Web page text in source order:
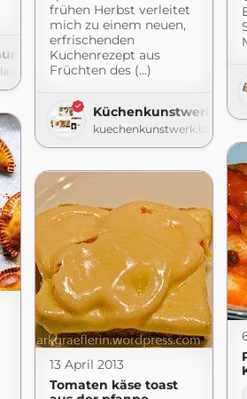
frühen Herbst verleitet
mich zu einem neuen,
erfrischenden
Kuchenrezept aus
Früchten des (...)
Küchenkunstwerk
13 April 2013
Tomaten käse toast